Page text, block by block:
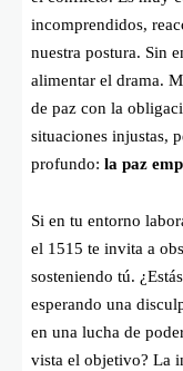
incomprendidos,
nuestra postura. Sin
alimentar el drama.
de paz con la
situaciones injustas,
profundo: la paz
Si en tu entorno
el 1515 te invita a
sosteniendo tú.
esperando una
en una lucha de
vista el objetivo? La